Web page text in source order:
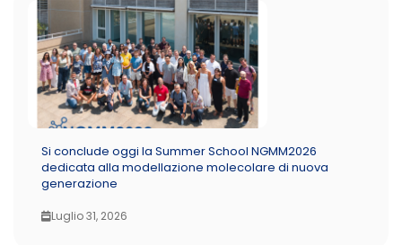
Si conclude oggi la Summer School NGMM2026
dedicata alla modellazione molecolare di nuova
generazione
Luglio 31, 2026